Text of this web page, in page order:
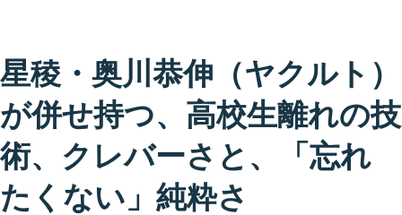
星稜・奥川恭伸（ヤクルト）
が併せ持つ、高校生離れの技
術、クレバーさと、「忘れ
たくない」純粋さ